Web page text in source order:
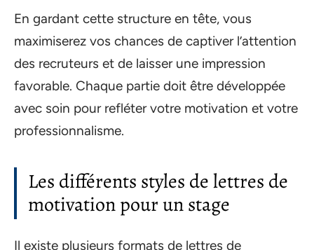
En gardant cette structure en tête, vous
maximiserez vos chances de captiver l’attention
des recruteurs et de laisser une impression
favorable. Chaque partie doit être développée
avec soin pour refléter votre motivation et votre
professionnalisme.
Les différents styles de lettres de
motivation pour un stage
Il existe plusieurs formats de lettres de